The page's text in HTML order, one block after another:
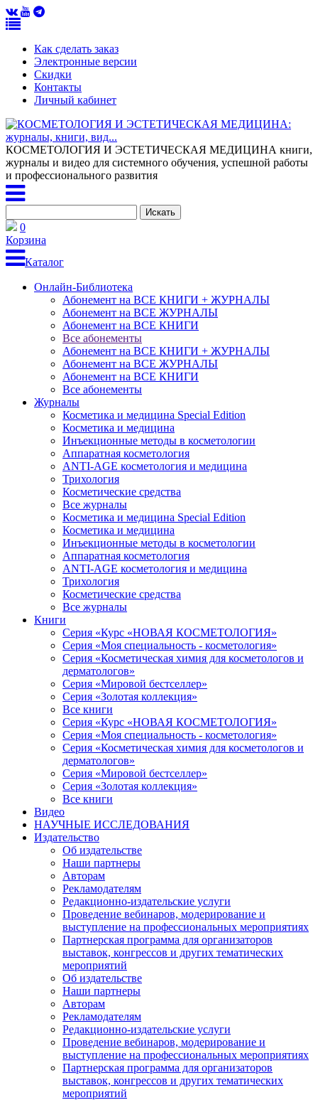
Как сделать заказ
Электронные версии
Скидки
Контакты
Личный кабинет
КОСМЕТОЛОГИЯ И ЭСТЕТИЧЕСКАЯ МЕДИЦИНА книги,
журналы и видео для системного обучения, успешной работы
и профессионального развития
0
Корзина
Каталог
Онлайн-Библиотека
Абонемент на ВСЕ КНИГИ + ЖУРНАЛЫ
Абонемент на ВСЕ ЖУРНАЛЫ
Абонемент на ВСЕ КНИГИ
Все абонементы
Абонемент на ВСЕ КНИГИ + ЖУРНАЛЫ
Абонемент на ВСЕ ЖУРНАЛЫ
Абонемент на ВСЕ КНИГИ
Все абонементы
Журналы
Косметика и медицина Special Edition
Косметика и медицина
Инъекционные методы в косметологии
Аппаратная косметология
ANTI-AGE косметология и медицина
Трихология
Косметические средства
Все журналы
Косметика и медицина Special Edition
Косметика и медицина
Инъекционные методы в косметологии
Аппаратная косметология
ANTI-AGE косметология и медицина
Трихология
Косметические средства
Все журналы
Книги
Серия «Курс «НОВАЯ КОСМЕТОЛОГИЯ»
Серия «Моя специальность - косметология»
Серия «Косметическая химия для косметологов и
дерматологов»
Серия «Мировой бестселлер»
Серия «Золотая коллекция»
Все книги
Серия «Курс «НОВАЯ КОСМЕТОЛОГИЯ»
Серия «Моя специальность - косметология»
Серия «Косметическая химия для косметологов и
дерматологов»
Серия «Мировой бестселлер»
Серия «Золотая коллекция»
Все книги
Видео
НАУЧНЫЕ ИССЛЕДОВАНИЯ
Издательство
Об издательстве
Наши партнеры
Авторам
Рекламодателям
Редакционно-издательские услуги
Проведение вебинаров, модерирование и
выступление на профессиональных мероприятиях
Партнерская программа для организаторов
выставок, конгрессов и других тематических
мероприятий
Об издательстве
Наши партнеры
Авторам
Рекламодателям
Редакционно-издательские услуги
Проведение вебинаров, модерирование и
выступление на профессиональных мероприятиях
Партнерская программа для организаторов
выставок, конгрессов и других тематических
мероприятий